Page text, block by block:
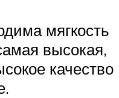
мягкость
высокая,
качество